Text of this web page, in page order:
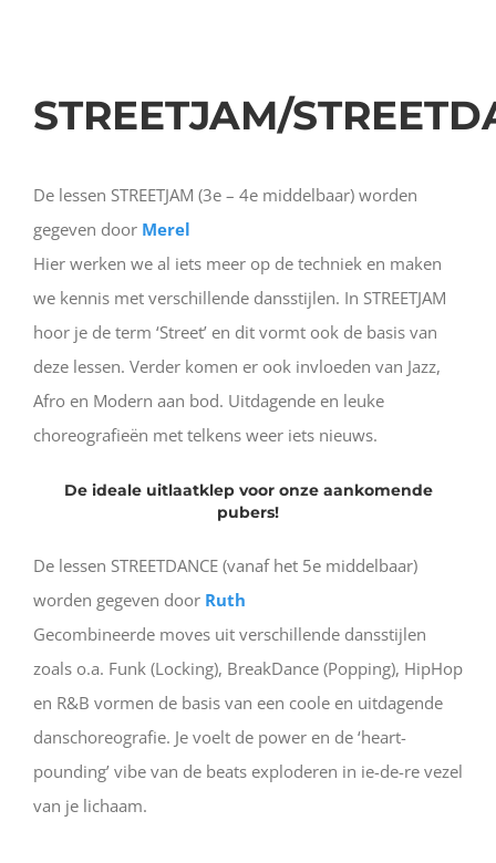
STREETJAM/
De lessen STREETJAM (3e – 4e middelbaar) worden
gegeven door Merel
Hier werken we al iets meer op de techniek en maken
we kennis met verschillende dansstijlen. In STREETJAM
hoor je de term ‘Street’ en dit vormt ook de basis van
deze lessen. Verder komen er ook invloeden van Jazz,
Afro en Modern aan bod. Uitdagende en leuke
choreografieën met telkens weer iets nieuws.
De ideale uitlaatklep voor onze aankomende
pubers!
De lessen STREETDANCE (vanaf het 5e middelbaar)
worden gegeven door Ruth
Gecombineerde moves uit verschillende dansstijlen
zoals o.a. Funk (Locking), BreakDance (Popping), HipHop
en R&B vormen de basis van een coole en uitdagende
danschoreografie. Je voelt de power en de ‘heart-
pounding’ vibe van de beats exploderen in ie-de-re vezel
van je lichaam.